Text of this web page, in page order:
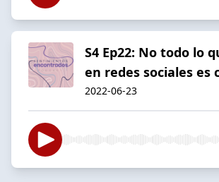
S4 Ep22: No todo lo
en redes sociales es
2022-06-23